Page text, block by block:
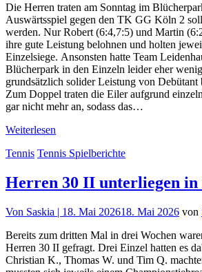
Die Herren traten am Sonntag im
Auswärtsspiel gegen den TK GG Köln 2
werden. Nur Robert (6:4,7:5) und Martin
ihre gute Leistung belohnen und holten
Einzelsiege. Ansonsten hatte Team
Blücherpark in den Einzeln leider eher
grundsätzlich solider Leistung von Debütant
Zum Doppel traten die Eiler aufgrund
gar nicht mehr an, sodass das…
Weiterlesen
Tennis Tennis Spielberichte
Herren 30 II unterliegen
Von Saskia | 18. Mai 202618. Mai 2026 von
Bereits zum dritten Mal in drei Wochen
Herren 30 II gefragt. Drei Einzel hatten es
Christian K., Thomas W. und Tim Q.